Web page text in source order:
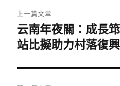
章
導
覽
上一篇文章
上
一
文
云南年夜關：成長
站比擬助力村落復